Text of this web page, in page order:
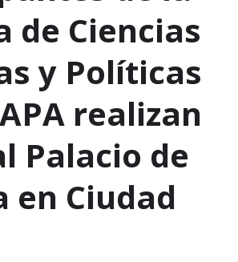
de Ciencias
y Políticas
realizan
Palacio de
en Ciudad